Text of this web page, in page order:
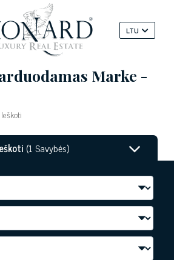
LTU
Marke -
Ieškoti
(1 Savybės)